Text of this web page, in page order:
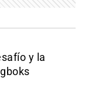
y la